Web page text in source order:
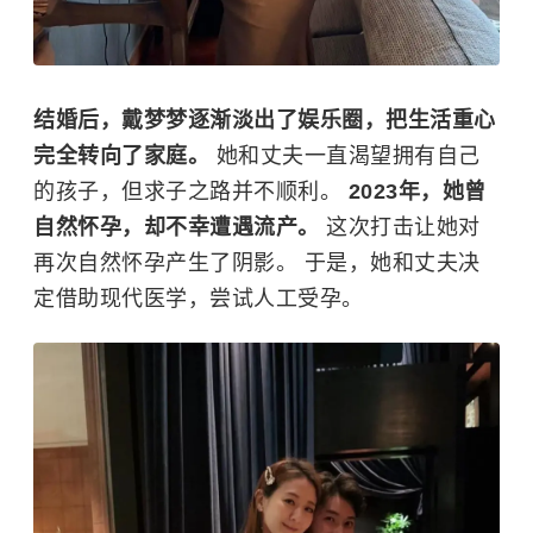
结婚后，戴梦梦逐渐淡出了娱乐圈，把生活重心
完全转向了家庭。 她和丈夫一直渴望拥有自己
的孩子，但求子之路并不顺利。 2023年，她曾
自然怀孕，却不幸遭遇流产。 这次打击让她对
再次自然怀孕产生了阴影。 于是，她和丈夫决
定借助现代医学，尝试人工受孕。